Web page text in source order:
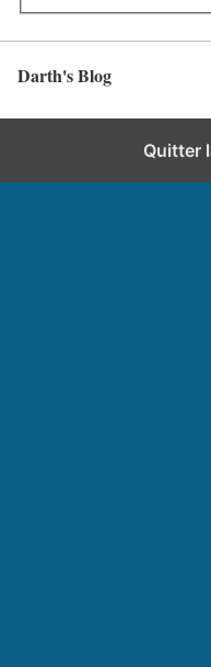
Darth's Blog
Quitter